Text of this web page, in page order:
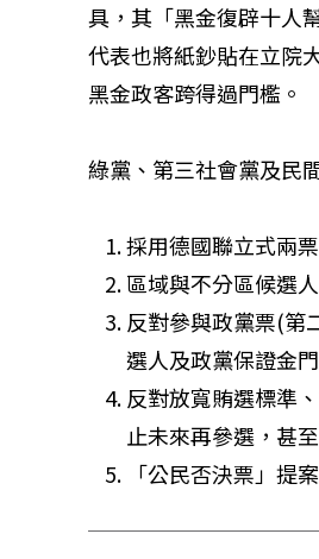
具，其「黑金復辟十人
代表也將紙鈔貼在立院
黑金政客跨得過門檻。
綠黨、第三社會黨及民
採用德國聯立式兩
區域與不分區候選
反對參與政黨票(第
選人及政黨保證金
反對放寬賄選標準
止未來再參選，甚
「公民否決票」提